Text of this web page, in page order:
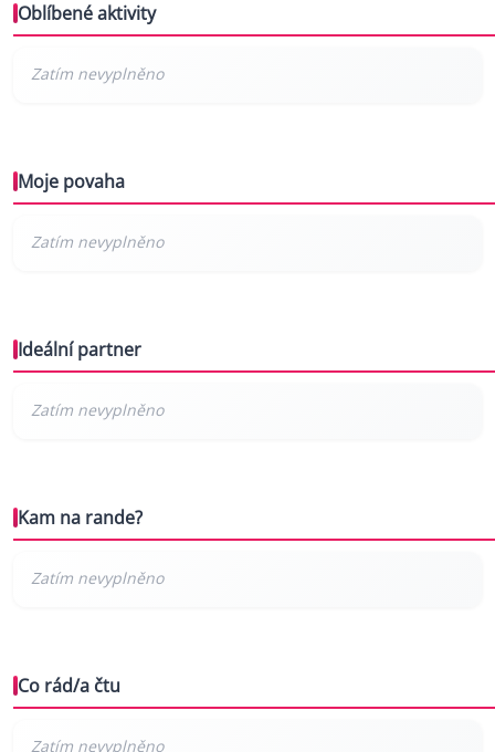
Oblíbené aktivity
Moje povaha
Ideální partner
Kam na rande?
Co rád/a čtu